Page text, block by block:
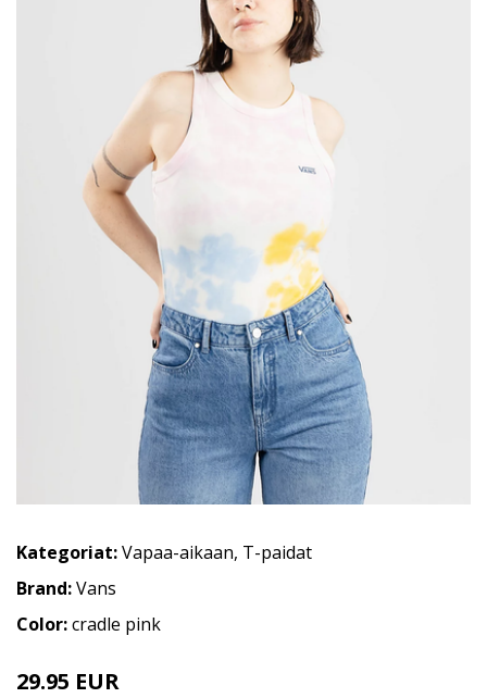
Kategoriat:Vapaa-aikaan, T-paidat
Brand:Vans
Color:cradle pink
29.95 EUR